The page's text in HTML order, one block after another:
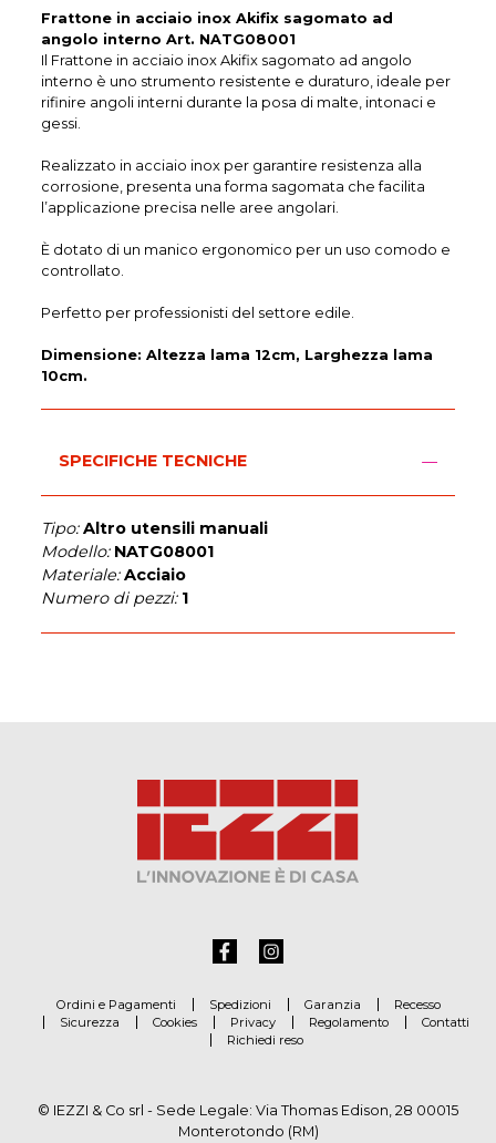
Frattone in acciaio inox Akifix sagomato ad
angolo interno Art. NATG08001
Il Frattone in acciaio inox Akifix sagomato ad angolo
interno è uno strumento resistente e duraturo, ideale per
rifinire angoli interni durante la posa di malte, intonaci e
gessi.
Realizzato in acciaio inox per garantire resistenza alla
corrosione, presenta una forma sagomata che facilita
l’applicazione precisa nelle aree angolari.
È dotato di un manico ergonomico per un uso comodo e
controllato.
Perfetto per professionisti del settore edile.
Dimensione: Altezza lama 12cm, Larghezza lama
10cm.
SPECIFICHE TECNICHE
Tipo: Altro utensili manuali
Modello: NATG08001
Materiale: Acciaio
Numero di pezzi: 1
Ordini e Pagamenti Spedizioni Garanzia
Recesso
Sicurezza
Cookies Privacy Regolamento
Contatti
Richiedi reso
© IEZZI & Co srl - Sede Legale: Via Thomas Edison, 28 00015
Monterotondo (RM)